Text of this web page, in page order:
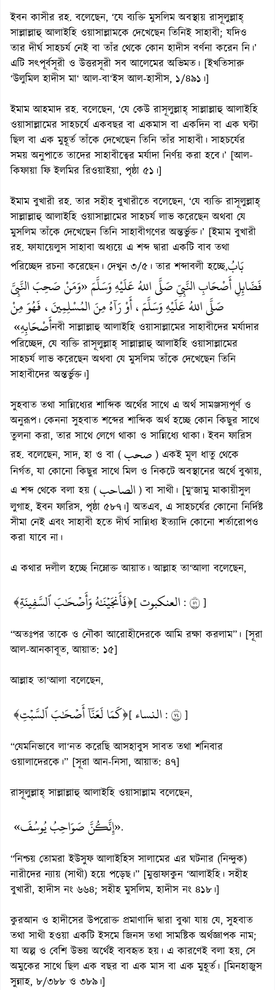
ইবন কাসীর রহ. বলেছেন, ‘‌যে ব্যক্তি মুসলিম অবস্থায় রাসূলুল্লাহ্
সাল্লাল্লাহু আলাইহি ওয়াসাল্লামকে দেখেছেন তিনিই সাহাবী; যদিও
তার দীর্ঘ সাহচর্য নেই বা তাঁর থেকে কোন হাদীস বর্ণনা করেন নি।’
এটি সৎপূর্বসূরী ও উত্তরসূরী সব আলেমের অভিমত। [ইখতিসারু
‘উলুমিল হাদীস মা‘ আল-বা‘ইস আল-হাসীস, ১/৪৯১।]
ইমাম আহমাদ রহ. বলেছেন, ‘যে কেউ রাসূলুল্লাহ্ সাল্লাল্লাহু আলাইহি
ওয়াসাল্লামের সাহচর্যে একবছর বা একমাস বা একদিন বা এক ঘন্টা
ছিল বা এক মুহূর্ত তাঁকে দেখেছেন তিনি তাঁর সাহাবী। সাহচর্যের
সময় অনুপাতে তাদের সাহাবীত্বের মর্যাদা নির্ণয় করা হবে।’ [আল-
কিফায়া ফি ইলমির রিওয়াইয়া, পৃষ্ঠা ৫১।]
ইমাম বুখারী রহ. তার সহীহ বুখারীতে বলেছেন, ‘যে ব্যক্তি রাসূলুল্লাহ্
সাল্লাল্লাহু আলাইহি ওয়াসাল্লামের সাহচর্য লাভ করেছেন অথবা যে
মুসলিম তাঁকে দেখেছেন তিনি সাহাবীগণের অন্তর্ভুক্ত।’ [ইমাম বুখারী
রহ. ফাযায়েলুস সাহাবা অধ্যয়ে এ শব্দ দ্বারা একটি বাব তথা
পরিচ্ছেদ রচনা করেছেন। দেখুন ৩/৫। তার শব্দাবলী হচ্ছে,بَابُ
فَضَائِلِ أَصْحَابِ النَّبِيِّ صَلَّى اللهُ عَلَيْهِ وَسَلَّمَ «وَمَنْ صَحِبَ النَّبِيَّ
صَلَّى اللهُ عَلَيْهِ وَسَلَّمَ، أَوْ رَآهُ مِنَ المُسْلِمِينَ، فَهُوَ مِنْ
أَصْحَابِهِ»নবী সাল্লাল্লাহু আলাইহি ওয়াসাল্লামের সাহাবীদের মর্যাদার
পরিচ্ছেদ, যে ব্যক্তি রাসূলুল্লাহ্ সাল্লাল্লাহু আলাইহি ওয়াসাল্লামের
সাহচর্য লাভ করেছেন অথবা যে মুসলিম তাঁকে দেখেছেন তিনি
সাহাবীদের অন্তর্ভুক্ত।]
সুহবাত তথা সান্নিধ্যের শাব্দিক অর্থের সাথে এ অর্থ সামঞ্জস্যপূর্ণ ও
অনুরূপ। কেননা সুহবাত শব্দের শাব্দিক অর্থ হচ্ছে কোন কিছুর সাথে
তুলনা করা, তার সাথে লেগে থাকা ও সান্নিধ্যে থাকা। ইবন ফারিস
রহ. বলেছেন, সাদ, হা ও বা ( صحب ) একই মূল ধাতু থেকে
নির্গত, যা কোনো কিছুর সাথে মিল ও নিকটে অবস্থানের অর্থে বুঝায়,
এ শব্দ থেকে বলা হয় ( الصاحب ) বা সাথী। [মু‘জামু মাকায়ীসুল
লুগাহ, ইবন ফারিস, পৃষ্ঠা ৫৮৭।] অতএব, এ সাহচর্যের কোনো নির্দিষ্ট
সীমা নেই এবং সাহাবী হতে দীর্ঘ সান্নিধ্য ইত্যাদি কোনো শর্তারোপও
করা যাবে না।
এ কথার দলীল হচ্ছে নিম্নোক্ত আয়াত। আল্লাহ তা‘আলা বলেছেন,
﴿فَأَنجَيۡنَٰهُ وَأَصۡحَٰبَ ٱلسَّفِينَةِ﴾[ العنكبوت : ]
“অতঃপর তাকে ও নৌকা আরোহীদেরকে আমি রক্ষা করলাম”। [সূরা
আল-আনকাবূত, আয়াত: ১৫]
আল্লাহ তা‘আলা বলেছেন,
﴿كَمَا لَعَنَّآ أَصۡحَٰبَ ٱلسَّبۡتِ﴾[ النساء : ]
“যেমনিভাবে লা‘নত করেছি আসহাবুস সাবত তথা শনিবার
ওয়ালাদেরকে।” [সূরা আন-নিসা, আয়াত: ৪৭]
রাসূলুল্লাহ্ সাল্লাল্লাহু আলাইহি ওয়াসাল্লাম বলেছেন,
«إِنَّكُنَّ صَوَاحِبُ يُوسُفَ».
“নিশ্চয় তোমরা ইউসুফ আলাইহিস সালামের এর ঘটনার (নিন্দুক)
নারীদের ন্যায় (সাথী) হয়ে পড়েছ।” [মুত্তাফাকুন ‘আলাইহি। সহীহ
বুখারী, হাদীস নং ৬৬৪; সহীহ মুসলিম, হাদীস নং ৪১৮।]
কুরআন ও হাদীসের উপরোক্ত প্রমাণাদি দ্বারা বুঝা যায় যে, সুহবাত
তথা সাথী হওয়া একটি ইসমে জিনস তথা সামষ্টিক অর্থজ্ঞাপক নাম;
যা অল্প ও বেশি উভয় অর্থেই ব্যবহৃত হয়। এ কারণেই বলা হয়, সে
অমুকের সাথে ছিল এক বছর বা এক মাস বা এক মুহূর্ত। [মিনহাজুস
সুন্নাহ, ৮/৩৮৮ ও ৩৮৯।]